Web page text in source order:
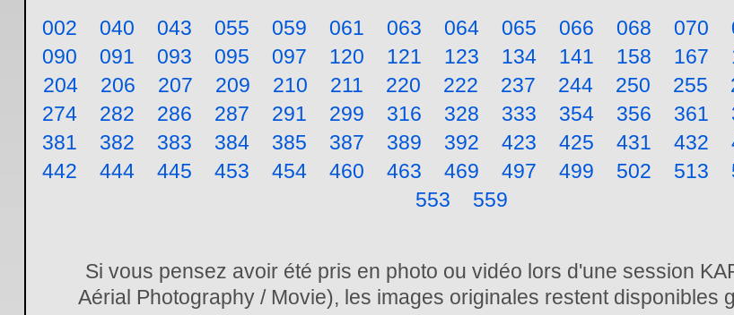
002 040 043 055 059 061 063 064 065 066 068 070
090
091 093 095 097 120 121 123 134 141 158 167
204
206 207 209 210 211 220 222 237 244 250 255
274
282 286 287 291 299 316 328 333 354 356 361
381
382 383 384 385 387 389 392 423 425 431 432
442
444 445 453 454 460 463 469 497 499 502 513
553
559
Si vous pensez avoir été pris en photo ou vidéo lors d'une session
Aérial Photography / Movie), les images originales restent disponibles